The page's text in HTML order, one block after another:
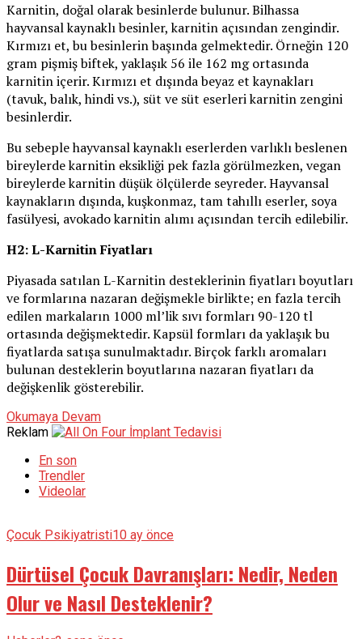
Karnitin, doğal olarak besinlerde bulunur. Bilhassa
hayvansal kaynaklı besinler, karnitin açısından zengindir.
Kırmızı et, bu besinlerin başında gelmektedir. Örneğin 120
gram pişmiş biftek, yaklaşık 56 ile 162 mg ortasında
karnitin içerir. Kırmızı et dışında beyaz et kaynakları
(tavuk, balık, hindi vs.), süt ve süt eserleri karnitin zengini
besinlerdir.
Bu sebeple hayvansal kaynaklı eserlerden varlıklı beslenen
bireylerde karnitin eksikliği pek fazla görülmezken, vegan
bireylerde karnitin düşük ölçülerde seyreder. Hayvansal
kaynakların dışında, kuşkonmaz, tam tahıllı eserler, soya
fasülyesi, avokado karnitin alımı açısından tercih edilebilir.
H2: L-Karnitin Fiyatları
Piyasada satılan L-Karnitin desteklerinin fiyatları boyutları
ve formlarına nazaran değişmekle birlikte; en fazla tercih
edilen markaların 1000 ml’lik sıvı formları 90-120 tl
ortasında değişmektedir. Kapsül formları da yaklaşık bu
fiyatlarda satışa sunulmaktadır. Birçok farklı aromaları
bulunan desteklerin boyutlarına nazaran fiyatları da
değişkenlik gösterebilir.
Okumaya Devam
Reklam
En son
Trendler
Videolar
Çocuk Psikiyatristi10 ay önce
Dürtüsel Çocuk Davranışları: Nedir, Neden
Olur ve Nasıl Desteklenir?